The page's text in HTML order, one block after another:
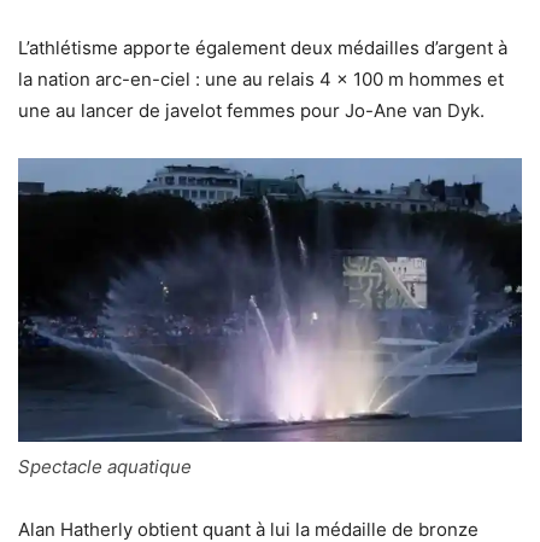
L’athlétisme apporte également deux médailles d’argent à
la nation arc-en-ciel : une au relais 4 x 100 m hommes et
une au lancer de javelot femmes pour Jo-Ane van Dyk.
Spectacle aquatique
Alan Hatherly obtient quant à lui la médaille de bronze